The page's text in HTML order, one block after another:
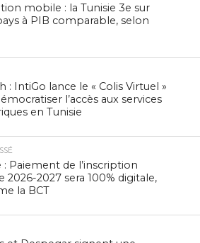
mobile : la Tunisie 3e sur
à PIB comparable, selon
: IntiGo lance le « Colis Virtuel »
l’accès aux services
en Tunisie
: Paiement de l’inscription
2026-2027 sera 100% digitale,
la BCT